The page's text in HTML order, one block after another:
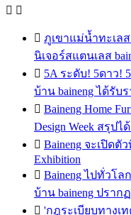
 
 ภูเขาแม่น้ำทะเล
นิเจอร์สแตนเลส
 5A ระดับ! 5ดาว!
บ้าน baineng ได้รับ
 Baineng Home
Design Week สรุปไ
 Baineng จะเปิดตัว
Exhibition
 Baineng ไปทั่วโ
บ้าน baineng ปราก
 'กฎระเบียบทางเ